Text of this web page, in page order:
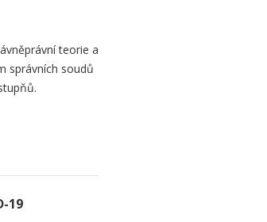
teorie a
správních soudů
19